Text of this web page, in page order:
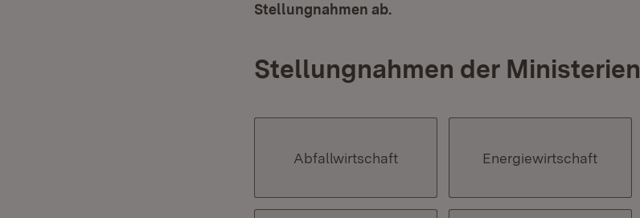
Stellungnahmen ab.
Stellungnahmen der Ministerien
Abfallwirtschaft Energiewirtschaft